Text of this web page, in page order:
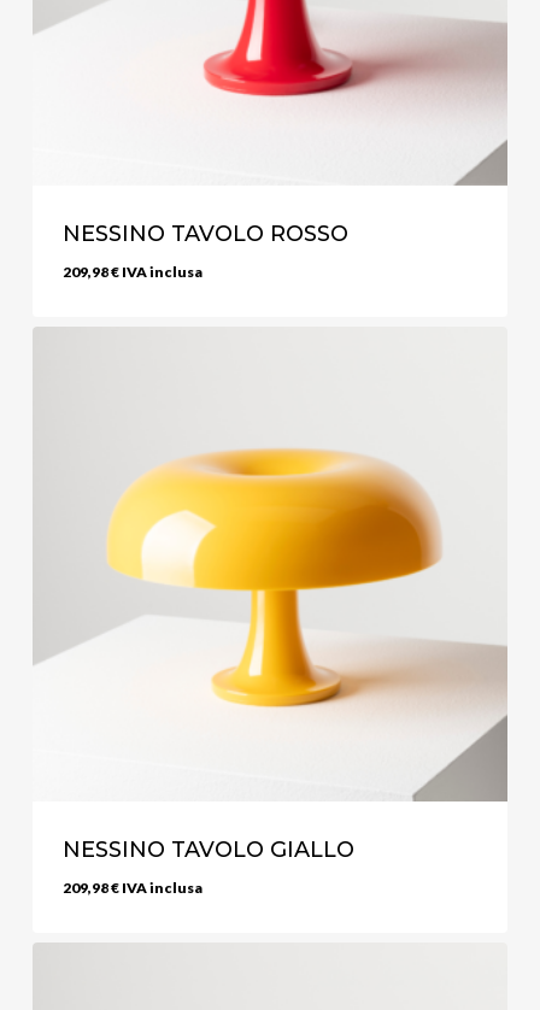
NESSINO TAVOLO ROSSO
209,98€ IVA inclusa
NESSINO TAVOLO GIALLO
209,98€ IVA inclusa